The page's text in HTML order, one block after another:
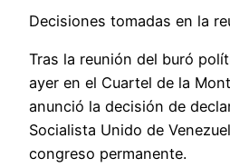
Decisiones tomadas en la
Tras la reunión del buró
ayer en el Cuartel de la
anunció la decisión de
Socialista Unido de
congreso permanente.